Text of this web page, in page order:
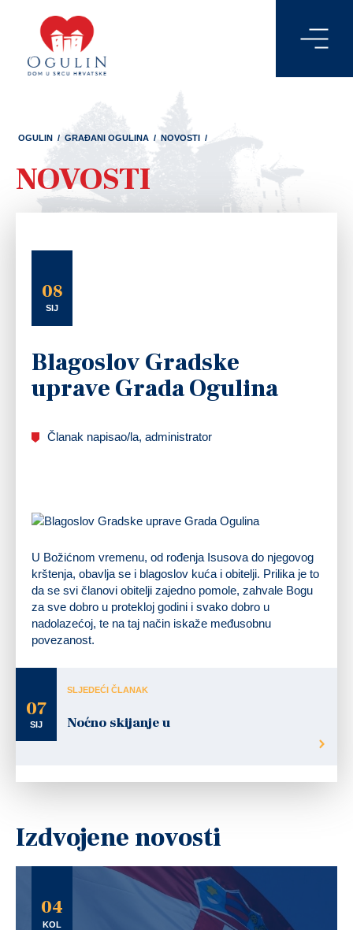
OGULIN / GRAĐANI OGULINA / NOVOSTI /
NOVOSTI
08
SIJ
Blagoslov Gradske
uprave Grada Ogulina
Članak napisao/la, administrator
U Božićnom vremenu, od rođenja Isusova do njegovog
krštenja, obavlja se i blagoslov kuća i obitelji. Prilika je to
da se svi članovi obitelji zajedno pomole, zahvale Bogu
za sve dobro u protekloj godini i svako dobro u
nadolazećoj, te na taj način iskaže međusobnu
povezanost.
07
SIJ
SLJEDEĆI ČLANAK
Noćno skijanje u
Izdvojene novosti
04
KOL